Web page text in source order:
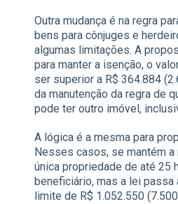
Outra mudança é na regra
bens para cônjuges e
algumas limitações. A
para manter a isenção, o
ser superior a R$ 364.884
da manutenção da regra de
pode ter outro imóvel,
A lógica é a mesma para
Nesses casos, se mantém
única propriedade de até 25
beneficiário, mas a lei
limite de R$ 1.052.550